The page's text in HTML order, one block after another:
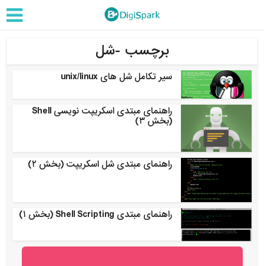
برچسب -شل
سیر تکامل شل های unix/linux
راهنمای مبتدی اسکریپت نویسی Shell
(بخش ۳)
راهنمای مبتدی شل اسکریپت (بخش ۲)
راهنمای مبتدی Shell Scripting (بخش ۱)